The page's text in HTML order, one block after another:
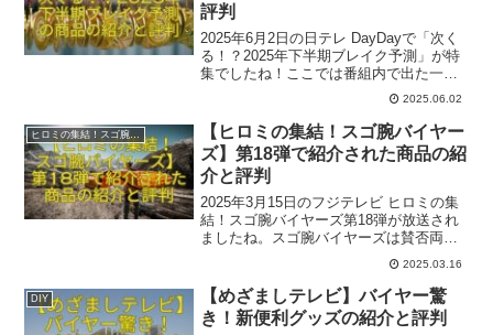
評判
2025年6月2日の日テレ DayDayで「次く
る！？2025年下半期ブレイク予測」が特
集でしたね！ここでは番組内で出た一部
関連商品とその評判を紹介いたします。
2025.06.02
ヒロミの集結！スゴ腕バイヤーズ
【ヒロミの集結！スゴ腕バイヤー
ズ】第18弾で紹介された商品の紹
介と評判
2025年3月15日のフジテレビ ヒロミの集
結！スゴ腕バイヤーズ第18弾が放送され
ましたね。スゴ腕バイヤーズは賛否両論
の笠原将弘さん、防災アドバイザーの高
荷智也さん、人気ヨガクリエイターのaya
さん、睡眠カウンセラーの伊藤陽子さん
でした。参考になれば幸いです。
2025.03.16
DIY
【めざましテレビ】バイヤー驚
き！新便利グッズの紹介と評判